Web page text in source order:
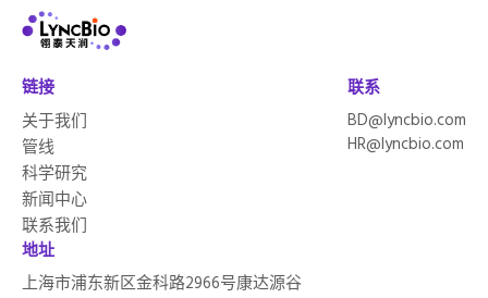
链接
关于我们
管线
科学研究
新闻中心
联系我们
地址
上海市浦东新区金科路2966号康达源谷
联系
BD@lyncbio.com
HR@lyncbio.com